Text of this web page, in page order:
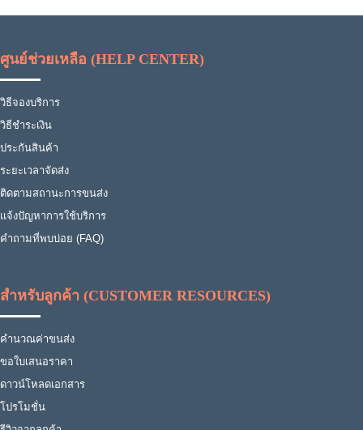
ศูนย์ช่วยเหลือ (HELP CENTER)
วิธีจองบริการ
วิธีชำระเงิน
ประกันสินค้า
ระยะเวลาจัดส่ง
ติดตามสถานะการขนส่ง
แจ้งปัญหาการใช้บริการ
คำถามที่พบบ่อย (FAQ)
สำหรับลูกค้า (CUSTOMER RESOURCES)
คำนวณค่าขนส่ง
ขอใบเสนอราคา
ดาวน์โหลดเอกสาร
โปรโมชั่น